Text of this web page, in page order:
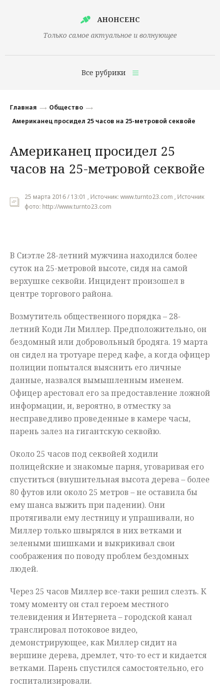
АНОНСЕНС
Только самое актуальное и волнующее
Все рубрики
Финансы
Наука
Культура
Общество
Происшествия
Главная
Общество
Американец просидел 25 часов на 25-метровой секвойе
Американец просидел 25
часов на 25-метровой секвойе
25 марта 2016 / 13:01 , Источник: www.turnto23.com , Источник
фото: http://www.turnto23.com
В Сиэтле 28-летний мужчина находился более
суток на 25-метровой высоте, сидя на самой
верхушке секвойи. Инцидент произошел в
центре торгового района.
Возмутитель общественного порядка – 28-
летний Коди Ли Миллер. Предположительно, он
бездомный или добровольный бродяга. 19 марта
он сидел на тротуаре перед кафе, а когда офицер
полиции попытался выяснить его личные
данные, назвался вымышленным именем.
Офицер арестовал его за предоставление ложной
информации, и, вероятно, в отместку за
несправедливо проведенные в камере часы,
парень залез на гигантскую секвойю.
Около 25 часов под секвойей ходили
полицейские и знакомые парня, уговаривая его
спуститься (внушительная высота дерева – более
80 футов или около 25 метров – не оставила бы
ему шанса выжить при падении). Они
протягивали ему лестницу и упрашивали, но
Миллер только швырялся в них ветками и
зелеными шишками и выкрикивал свои
соображения по поводу проблем бездомных
людей.
Через 25 часов Миллер все-таки решил слезть. К
тому моменту он стал героем местного
телевидения и Интернета – городской канал
транслировал потоковое видео,
демонстрирующее, как Миллер сидит на
вершине дерева, дремлет, что-то ест и кидается
ветками. Парень спустился самостоятельно, его
госпитализировали.